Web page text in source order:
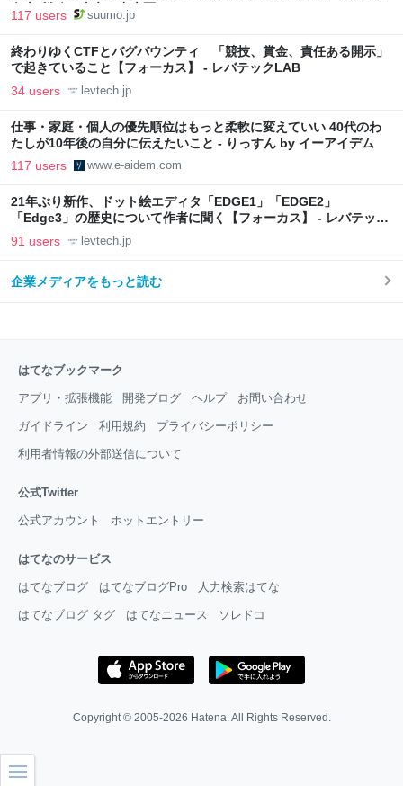
向上”戦略 東京・中央区
117 users suumo.jp
終わりゆくCTFとバグバウンティ 「競技、賞金、責任ある開示」
で起きていること【フォーカス】 - レバテックLAB
34 users levtech.jp
仕事・家庭・個人の優先順位はもっと柔軟に変えていい 40代のわ
たしが10年後の自分に伝えたいこと - りっすん by イーアイデム
117 users www.e-aidem.com
21年ぶり新作、ドット絵エディタ「EDGE1」「EDGE2」
「Edge3」の歴史について作者に聞く【フォーカス】 - レバテック
LAB
91 users levtech.jp
企業メディアをもっと読む
はてなブックマーク
アプリ・拡張機能 開発ブログ ヘルプ お問い合わせ
ガイドライン 利用規約 プライバシーポリシー
利用者情報の外部送信について
公式Twitter
公式アカウント ホットエントリー
はてなのサービス
はてなブログ はてなブログPro 人力検索はてな
はてなブログ タグ はてなニュース ソレドコ
Copyright © 2005-2026 Hatena. All Rights Reserved.